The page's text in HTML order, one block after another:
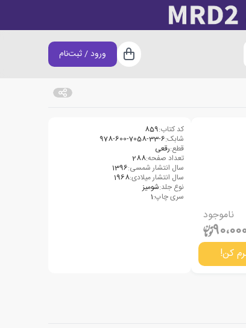
سبد خرید
ورود / ثبت‌نام
ناموجود
کن!
کد کتاب:859
شابک:978-600-7058-33-6
قطع:رقعی
تعداد صفحه:288
سال انتشار شمسی:1396
سال انتشار میلادی:1968
نوع جلد:شومیز
سری چاپ:1